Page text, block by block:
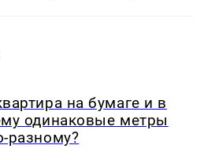
на бумаге и в
одинаковые метры
разному?